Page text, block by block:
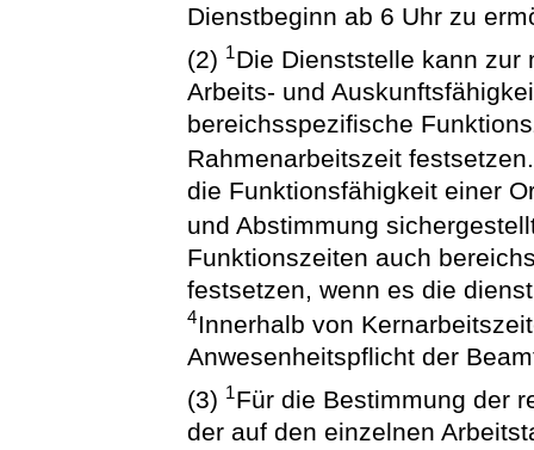
Dienstbeginn ab 6 Uhr zu
(2) 1Die Dienststelle kann zur
Arbeits- und
bereichsspezifische
Rahmenarbeitszeit
die Funktionsfähigkeit einer
und Abstimmung
Funktionszeiten auch
festsetzen, wenn es die
4Innerhalb von
Anwesenheitspflicht der
(3) 1Für die Bestimmung der
der auf den einzelnen